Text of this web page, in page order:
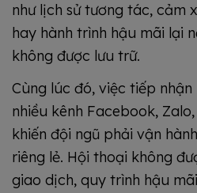
như lịch sử tương tác, cảm
hay hành trình hậu mãi lại
không được lưu trữ.
Cùng lúc đó, việc tiếp
nhiều kênh Facebook,
khiến đội ngũ phải vận
riêng lẻ. Hội thoại không
giao dịch, quy trình hậu